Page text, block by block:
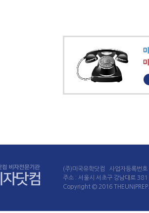
(주)미국유학닷컴 사업자등록번
주소 : 서울시 서초구 강남대로
Copyright © 2016